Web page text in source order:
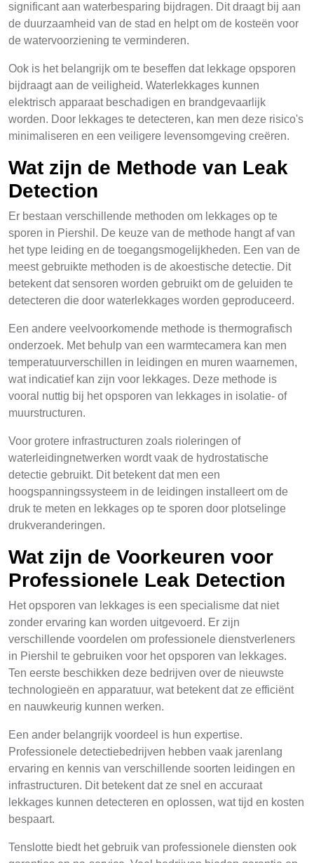
significant aan waterbesparing bijdragen. Dit draagt bij aan
de duurzaamheid van de stad en helpt om de kosteën voor
de watervoorziening te verminderen.
Ook is het belangrijk om te beseffen dat lekkage opsporen
bijdraagt aan de veiligheid. Waterlekkages kunnen
elektrisch apparaat beschadigen en brandgevaarlijk
worden. Door lekkages te detecteren, kan men deze risico's
minimaliseren en een veiligere levensomgeving creëren.
Wat zijn de Methode van Leak
Detection
Er bestaan verschillende methoden om lekkages op te
sporen in Piershil. De keuze van de methode hangt af van
het type leiding en de toegangsmogelijkheden. Een van de
meest gebruikte methoden is de akoestische detectie. Dit
betekent dat sensoren worden gebruikt om de geluiden te
detecteren die door waterlekkages worden geproduceerd.
Een andere veelvoorkomende methode is thermografisch
onderzoek. Met behulp van een warmtecamera kan men
temperatuurverschillen in leidingen en muren waarnemen,
wat indicatief kan zijn voor lekkages. Deze methode is
vooral nuttig bij het opsporen van lekkages in isolatie- of
muurstructuren.
Voor grotere infrastructuren zoals rioleringen of
waterleidingnetwerken wordt vaak de hydrostatische
detectie gebruikt. Dit betekent dat men een
hoogspanningssysteem in de leidingen installeert om de
druk te meten en lekkages op te sporen door plotselinge
drukveranderingen.
Wat zijn de Voorkeuren voor
Professionele Leak Detection
Het opsporen van lekkages is een specialisme dat niet
zonder ervaring kan worden uitgevoerd. Er zijn
verschillende voordelen om professionele dienstverleners
in Piershil te gebruiken voor het opsporen van lekkages.
Ten eerste beschikken deze bedrijven over de nieuwste
technologieën en apparatuur, wat betekent dat ze efficiënt
en nauwkeurig kunnen werken.
Een ander belangrijk voordeel is hun expertise.
Professionele detectiebedrijven hebben vaak jarenlang
ervaring en kennis van verschillende soorten leidingen en
infrastructuren. Dit betekent dat ze snel en accuraat
lekkages kunnen detecteren en oplossen, wat tijd en kosten
bespaart.
Tenslotte biedt het gebruik van professionele diensten ook